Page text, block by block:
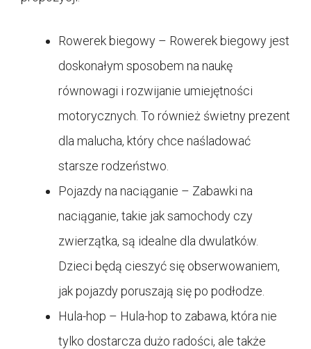
Rowerek biegowy – Rowerek biegowy jest
doskonałym sposobem na naukę
równowagi i rozwijanie umiejętności
motorycznych. To również świetny prezent
dla malucha, który chce naśladować
starsze rodzeństwo.
Pojazdy na naciąganie – Zabawki na
naciąganie, takie jak samochody czy
zwierzątka, są idealne dla dwulatków.
Dzieci będą cieszyć się obserwowaniem,
jak pojazdy poruszają się po podłodze.
Hula-hop – Hula-hop to zabawa, która nie
tylko dostarcza dużo radości, ale także